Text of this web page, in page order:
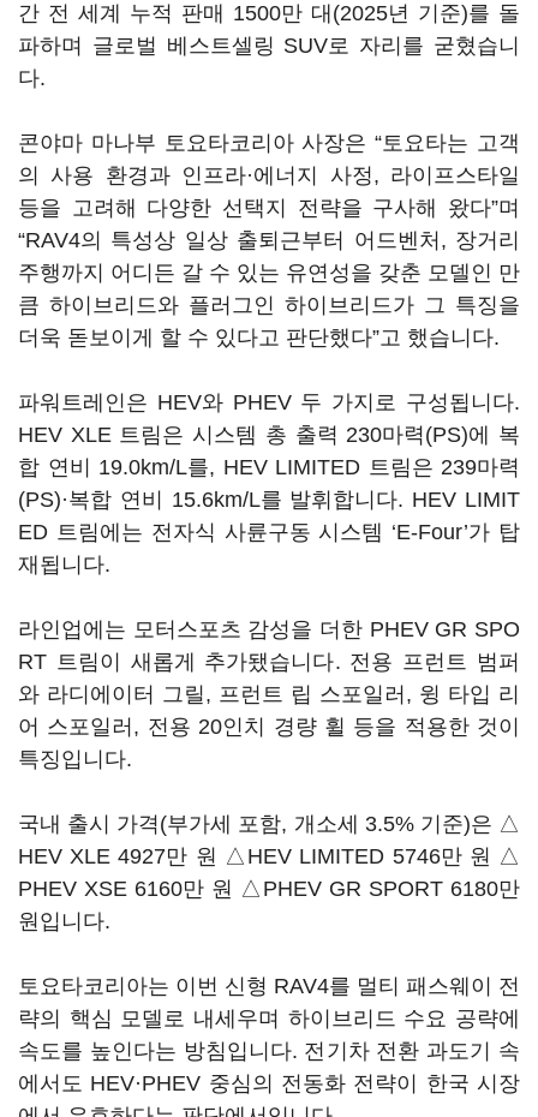
간 전 세계 누적 판매 1500만 대(2025년 기준)를 돌
파하며 글로벌 베스트셀링 SUV로 자리를 굳혔습니
다.
콘야마 마나부 토요타코리아 사장은 “토요타는 고객
의 사용 환경과 인프라·에너지 사정, 라이프스타일
등을 고려해 다양한 선택지 전략을 구사해 왔다”며
“RAV4의 특성상 일상 출퇴근부터 어드벤처, 장거리
주행까지 어디든 갈 수 있는 유연성을 갖춘 모델인 만
큼 하이브리드와 플러그인 하이브리드가 그 특징을
더욱 돋보이게 할 수 있다고 판단했다”고 했습니다.
파워트레인은 HEV와 PHEV 두 가지로 구성됩니다.
HEV XLE 트림은 시스템 총 출력 230마력(PS)에 복
합 연비 19.0km/L를, HEV LIMITED 트림은 239마력
(PS)·복합 연비 15.6km/L를 발휘합니다. HEV LIMIT
ED 트림에는 전자식 사륜구동 시스템 ‘E-Four’가 탑
재됩니다.
라인업에는 모터스포츠 감성을 더한 PHEV GR SPO
RT 트림이 새롭게 추가됐습니다. 전용 프런트 범퍼
와 라디에이터 그릴, 프런트 립 스포일러, 윙 타입 리
어 스포일러, 전용 20인치 경량 휠 등을 적용한 것이
특징입니다.
국내 출시 가격(부가세 포함, 개소세 3.5% 기준)은 △
HEV XLE 4927만 원 △HEV LIMITED 5746만 원 △
PHEV XSE 6160만 원 △PHEV GR SPORT 6180만
원입니다.
토요타코리아는 이번 신형 RAV4를 멀티 패스웨이 전
략의 핵심 모델로 내세우며 하이브리드 수요 공략에
속도를 높인다는 방침입니다. 전기차 전환 과도기 속
에서도 HEV·PHEV 중심의 전동화 전략이 한국 시장